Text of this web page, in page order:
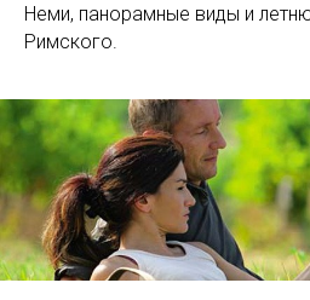
Неми, панорамные виды и
Римского.